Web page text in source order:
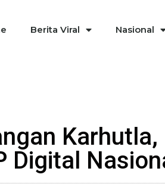
Berita Viral Nasional
Digital